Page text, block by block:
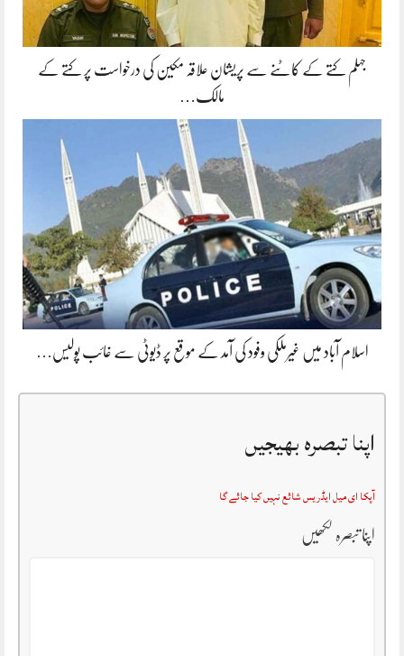
جہلم کتے کے کاٹنے سے پریشان علاقہ مکین کی درخواست پر کتے کے
مالک…
اسلام آباد میں غیرملکی وفود کی آمد کے موقع پر ڈیوٹی سے غائب پولیس…
اپنا تبصرہ بھیجیں
آپکا ای میل ایڈریس شائع نہیں کیا جائے گا
اپنا تبصرہ لکھیں